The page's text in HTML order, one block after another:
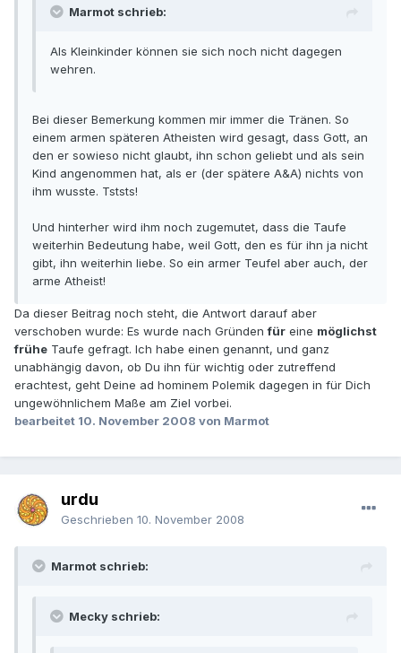
Marmot schrieb:
Als Kleinkinder können sie sich noch nicht dagegen
wehren.
Bei dieser Bemerkung kommen mir immer die Tränen. So
einem armen späteren Atheisten wird gesagt, dass Gott, an
den er sowieso nicht glaubt, ihn schon geliebt und als sein
Kind angenommen hat, als er (der spätere A&A) nichts von
ihm wusste. Tststs!
Und hinterher wird ihm noch zugemutet, dass die Taufe
weiterhin Bedeutung habe, weil Gott, den es für ihn ja nicht
gibt, ihn weiterhin liebe. So ein armer Teufel aber auch, der
arme Atheist!
Da dieser Beitrag noch steht, die Antwort darauf aber
verschoben wurde: Es wurde nach Gründenfür eine möglichst
frühe Taufe gefragt. Ich habe einen genannt, und ganz
unabhängig davon, ob Du ihn für wichtig oder zutreffend
erachtest, geht Deine ad hominem Polemik dagegen in für Dich
ungewöhnlichem Maße am Ziel vorbei.
bearbeitet 10. November 2008 von Marmot
urdu
Geschrieben 10. November 2008
Marmot schrieb:
Mecky schrieb: